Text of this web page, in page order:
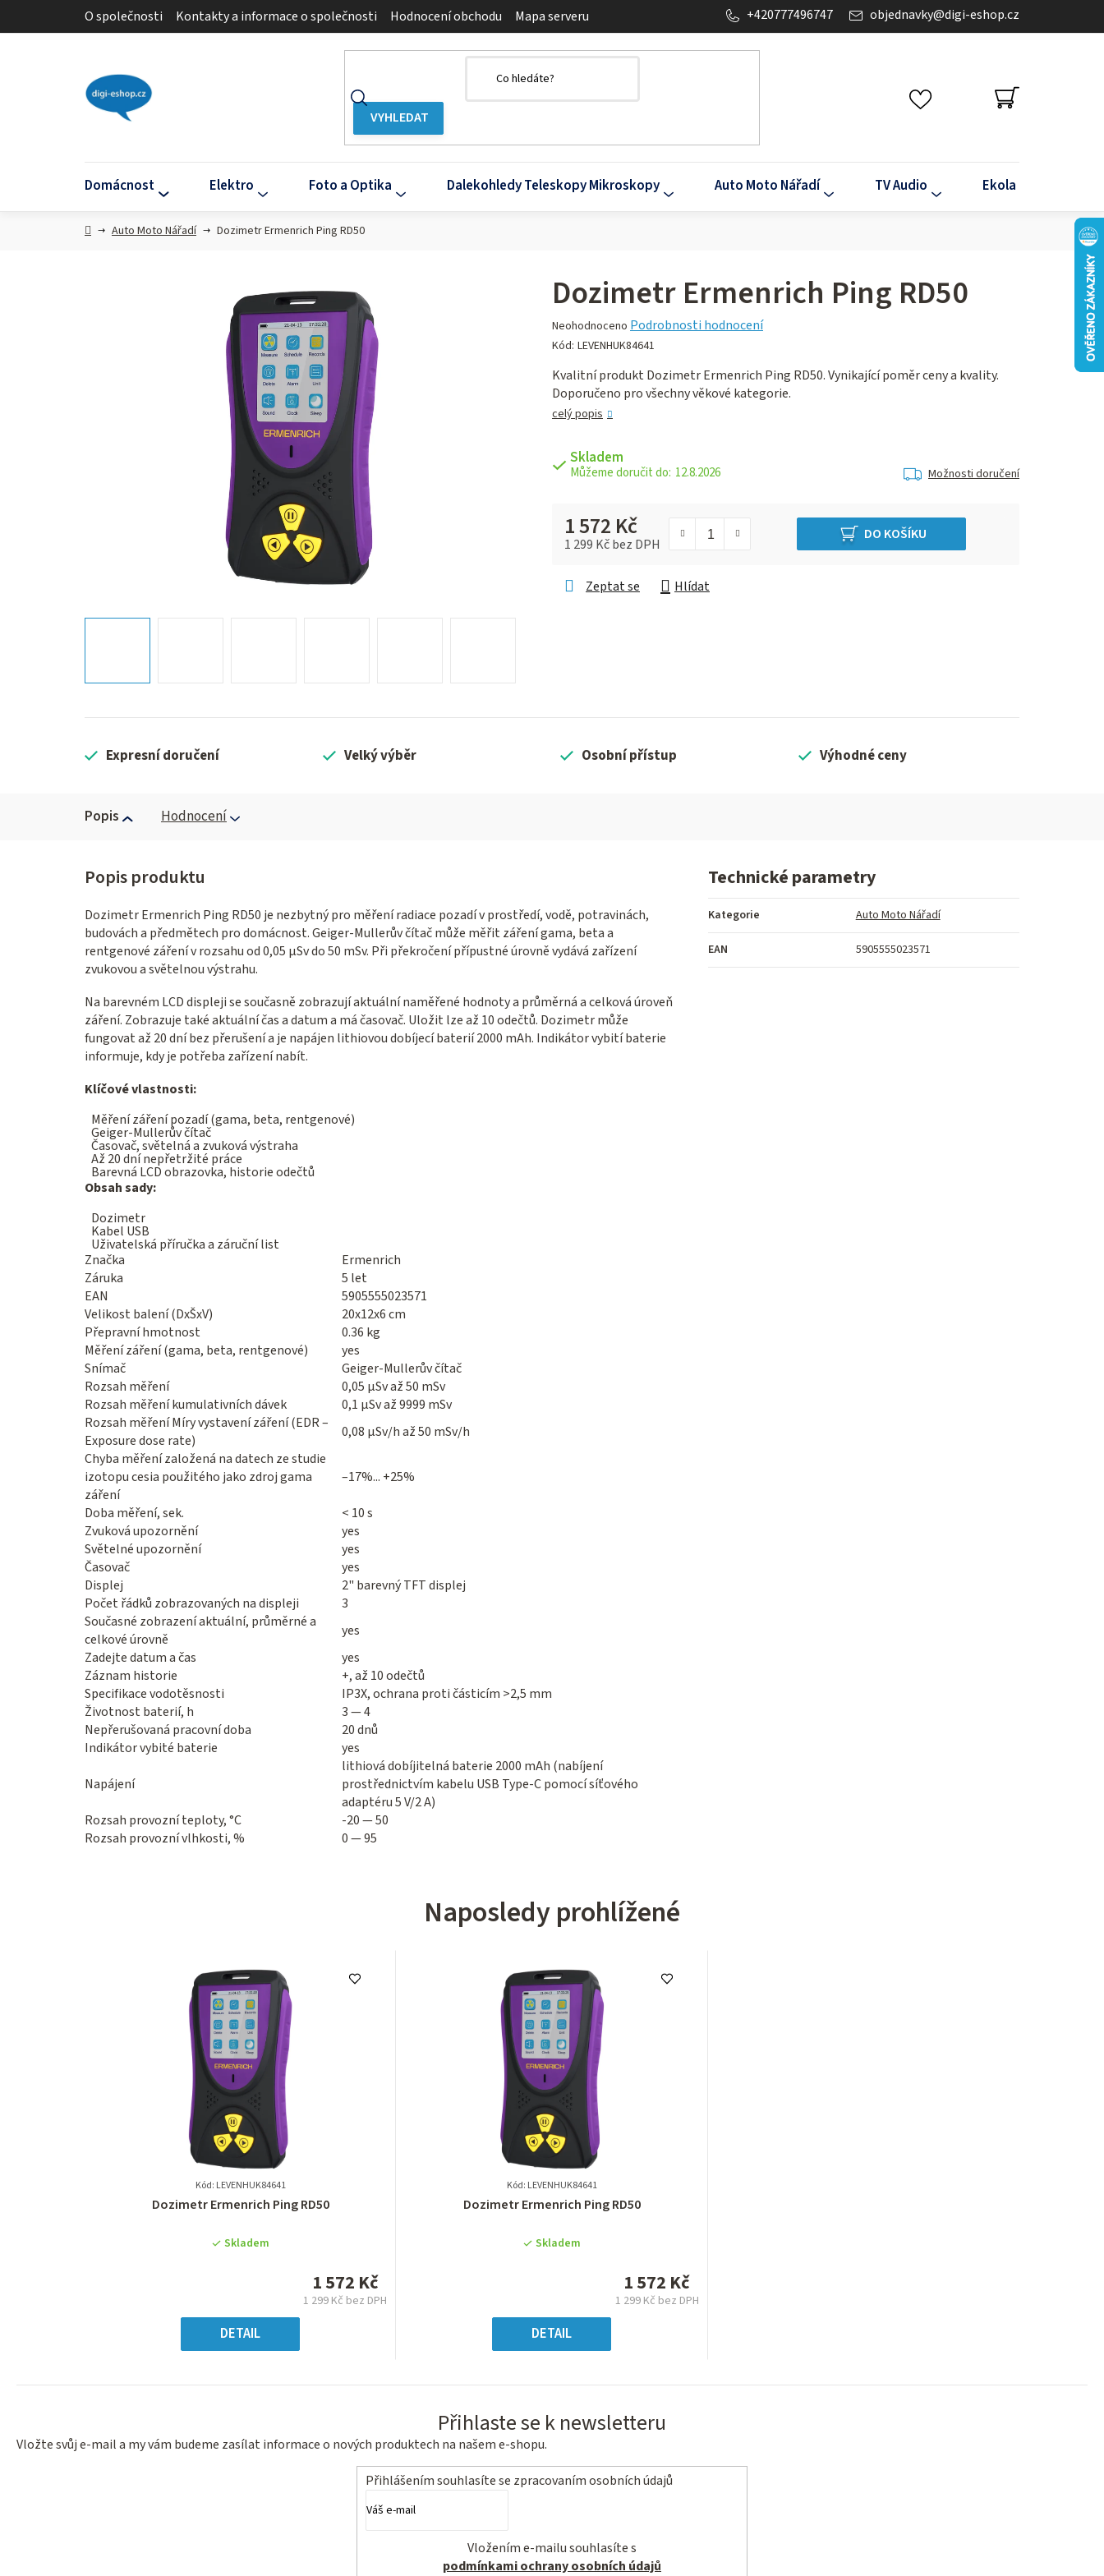
O společnosti Kontakty a informace o společnosti Hodnocení obchodu Mapa serveru objednavky@digi-eshop.cz
+420777496747
NÁKUPNÍ
KOŠÍK
Domácnost Elektro Foto a Optika Dalekohledy Teleskopy Mikroskopy Auto Moto Nářadí TV Audio Ekola
DomůAuto Moto Nářadí Dozimetr Ermenrich Ping RD50
Dozimetr Ermenrich Ping RD50
Průměrné
hodnocení
je
0,0
z 5
Neohodnoceno Podrobnosti hodnocení
Kód: LEVENHUK84641
Kvalitní produkt Dozimetr Ermenrich Ping RD50. Vynikající poměr ceny a kvality.
Doporučeno pro všechny věkové kategorie.
celý popis
Skladem
12.8.2026 Možnosti doručení
1 572 Kč
1 299 Kč bez DPH
DO KOŠÍKU
Zeptat se Hlídat
Expresní doručení Velký výběr Osobní přístup Výhodné ceny
Popis Hodnocení
Dozimetr Ermenrich Ping RD50 je nezbytný pro měření radiace pozadí v prostředí, vodě, potravinách,
budovách a předmětech pro domácnost. Geiger-Mullerův čítač může měřit záření gama, beta a
rentgenové záření v rozsahu od 0,05 µSv do 50 mSv. Při překročení přípustné úrovně vydává zařízení
zvukovou a světelnou výstrahu.
Na barevném LCD displeji se současně zobrazují aktuální naměřené hodnoty a průměrná a celková úroveň
záření. Zobrazuje také aktuální čas a datum a má časovač. Uložit lze až 10 odečtů. Dozimetr může
fungovat až 20 dní bez přerušení a je napájen lithiovou dobíjecí baterií 2000 mAh. Indikátor vybití baterie
informuje, kdy je potřeba zařízení nabít.
Klíčové vlastnosti:
Měření záření pozadí (gama, beta, rentgenové)
Geiger-Mullerův čítač
Časovač, světelná a zvuková výstraha
Až 20 dní nepřetržité práce
Barevná LCD obrazovka, historie odečtů
Obsah sady:
Dozimetr
Kabel USB
Uživatelská příručka a záruční list
Značka
Ermenrich
Záruka
5 let
EAN
5905555023571
Velikost balení (DxŠxV)
20x12x6 cm
Přepravní hmotnost
0.36 kg
Měření záření (gama, beta, rentgenové)
yes
Snímač
Geiger-Mullerův čítač
Rozsah měření
0,05 µSv až 50 mSv
Rozsah měření kumulativních dávek
0,1 µSv až 9999 mSv
Rozsah měření Míry vystavení záření (EDR –
Exposure dose rate)
0,08 µSv/h až 50 mSv/h
Chyba měření založená na datech ze studie
izotopu cesia použitého jako zdroj gama
záření
–17%... +25%
Doba měření, sek.
< 10 s
Zvuková upozornění
yes
Světelné upozornění
yes
Časovač
yes
Displej
2" barevný TFT displej
Počet řádků zobrazovaných na displeji
3
Současné zobrazení aktuální, průměrné a
celkové úrovně
yes
Zadejte datum a čas
yes
Záznam historie
+, až 10 odečtů
Specifikace vodotěsnosti
IP3X, ochrana proti částicím >2,5 mm
Životnost baterií, h
3 — 4
Nepřerušovaná pracovní doba
20 dnů
Indikátor vybité baterie
yes
Napájení
lithiová dobíjitelná baterie 2000 mAh (nabíjení
prostřednictvím kabelu USB Type-C pomocí síťového
adaptéru 5 V/2 A)
Rozsah provozní teploty, °C
-20 — 50
Rozsah provozní vlhkosti, %
0 — 95
Technické parametry
Kategorie Auto Moto Nářadí
EAN 5905555023571
Naposledy prohlížené
Kód: LEVENHUK84641
Průměrné
produktu
5
hvězdiček.
Dozimetr Ermenrich Ping RD50
Skladem
1 572 Kč
1 299 Kč bez DPH
DETAIL
Kód: LEVENHUK84641
Průměrné
produktu
5
hvězdiček.
Dozimetr Ermenrich Ping RD50
Skladem
1 572 Kč
1 299 Kč bez DPH
DETAIL
Přihlaste se k newsletteru
Vložte svůj e-mail a my vám budeme zasílat informace o nových produktech na našem e-shopu.
Přihlášením souhlasíte se zpracovaním osobních údajů
podmínkami ochrany osobních údajů